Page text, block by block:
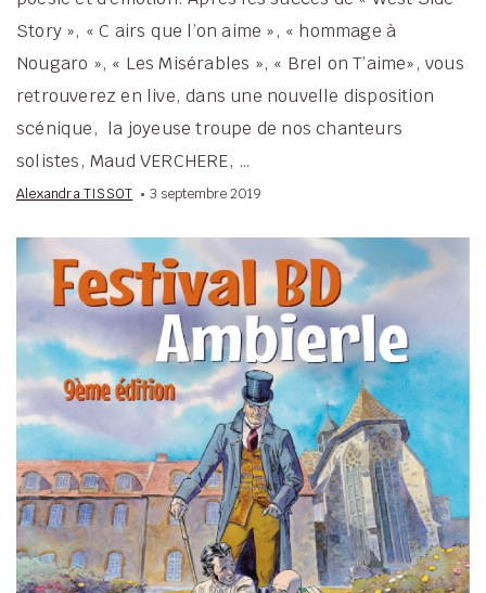
Story », « C airs que l’on aime », « hommage à
Nougaro », « Les Misérables », « Brel on T’aime», vous
retrouverez en live, dans une nouvelle disposition
scénique, la joyeuse troupe de nos chanteurs
solistes, Maud VERCHERE, …
Alexandra TISSOT 3 septembre 2019